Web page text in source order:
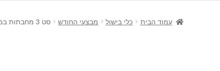
עמוד הבית כלי בישול מבצעי החודש סט 3 מחבתות במבצע Hybrid food appeal